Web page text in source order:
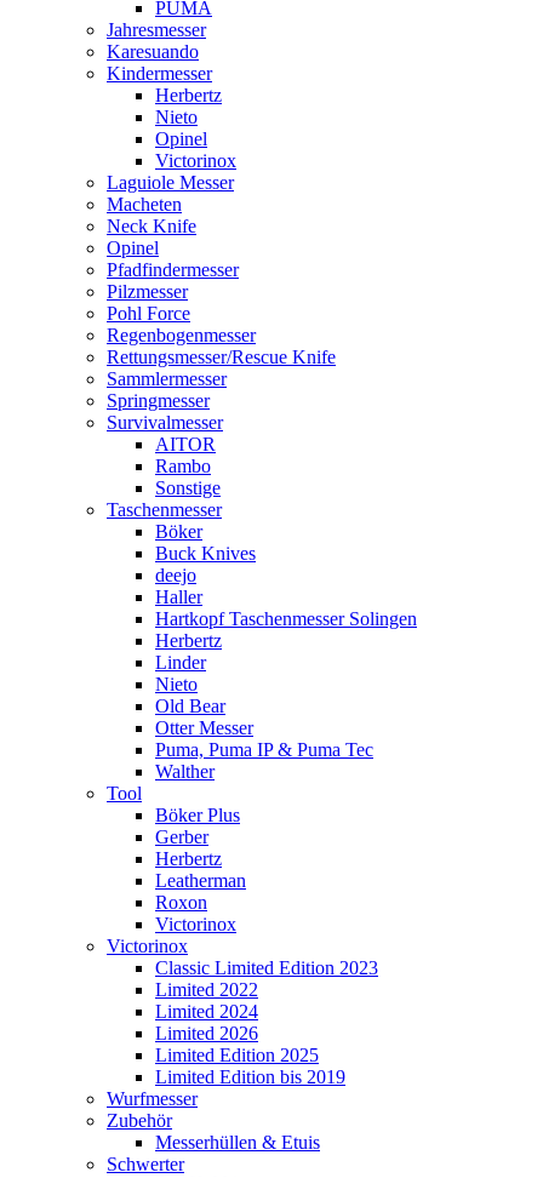
PUMA
Jahresmesser
Karesuando
Kindermesser
Herbertz
Nieto
Opinel
Victorinox
Laguiole Messer
Macheten
Neck Knife
Opinel
Pfadfindermesser
Pilzmesser
Pohl Force
Regenbogenmesser
Rettungsmesser/Rescue Knife
Sammlermesser
Springmesser
Survivalmesser
AITOR
Rambo
Sonstige
Taschenmesser
Böker
Buck Knives
deejo
Haller
Hartkopf Taschenmesser Solingen
Herbertz
Linder
Nieto
Old Bear
Otter Messer
Puma, Puma IP & Puma Tec
Walther
Tool
Böker Plus
Gerber
Herbertz
Leatherman
Roxon
Victorinox
Victorinox
Classic Limited Edition 2023
Limited 2022
Limited 2024
Limited 2026
Limited Edition 2025
Limited Edition bis 2019
Wurfmesser
Zubehör
Messerhüllen & Etuis
Schwerter